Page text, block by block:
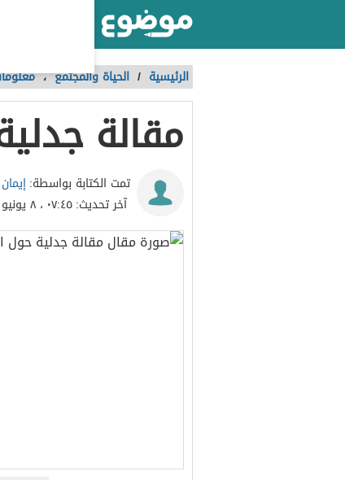
الرئيسية / الحياة والمجتمع،
مقالة
تمت الكتابة بواسطة:
آخر تحديث:٠٧:٤٥ ، ٨ يونيو ٢٠١٧